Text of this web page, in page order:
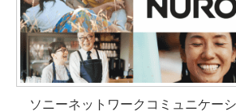
ソニーネットワークコミュニケー